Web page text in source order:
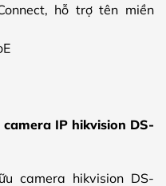
hỗ trợ tên miền
IP hikvision DS-
camera hikvision DS-